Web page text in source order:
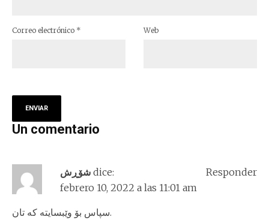
Correo electrónico * Web
Un comentario
شۆڕش dice:
febrero 10, 2022 a las 11:01 am
سپاس بۆ وێبسایته که تان.
Responder